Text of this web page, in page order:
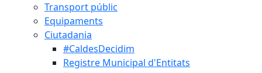
Transport públic
Equipaments
Ciutadania
#CaldesDecidim
Registre Municipal d'Entitats